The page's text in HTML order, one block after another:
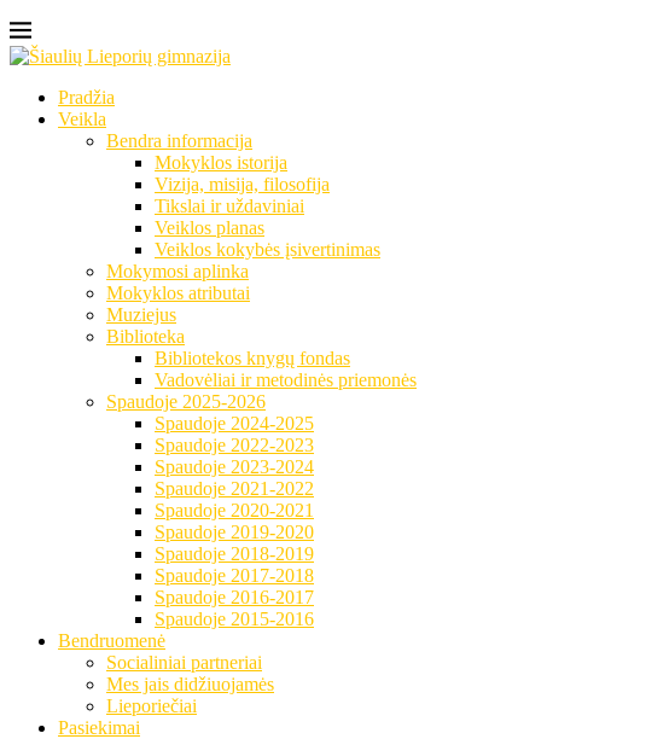
Pradžia
Veikla
Bendra informacija
Mokyklos istorija
Vizija, misija, filosofija
Tikslai ir uždaviniai
Veiklos planas
Veiklos kokybės įsivertinimas
Mokymosi aplinka
Mokyklos atributai
Muziejus
Biblioteka
Bibliotekos knygų fondas
Vadovėliai ir metodinės priemonės
Spaudoje 2025-2026
Spaudoje 2024-2025
Spaudoje 2022-2023
Spaudoje 2023-2024
Spaudoje 2021-2022
Spaudoje 2020-2021
Spaudoje 2019-2020
Spaudoje 2018-2019
Spaudoje 2017-2018
Spaudoje 2016-2017
Spaudoje 2015-2016
Bendruomenė
Socialiniai partneriai
Mes jais didžiuojamės
Lieporiečiai
Pasiekimai